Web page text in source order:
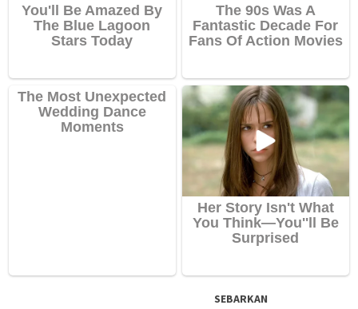
SEBARKAN